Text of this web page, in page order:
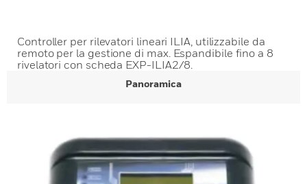
Controller per rilevatori lineari ILIA, utilizzabile da
remoto per la gestione di max. Espandibile fino a 8
rivelatori con scheda EXP-ILIA2/8.
Panoramica